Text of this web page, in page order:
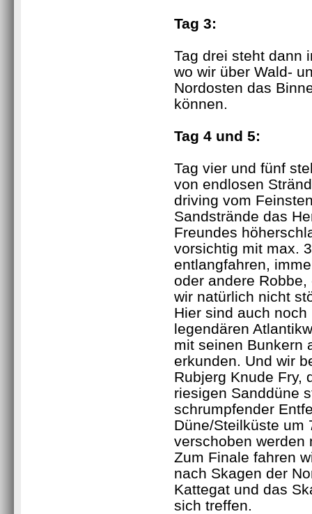
Tag 3:
Tag drei steht dann
wo wir über Wald-
Nordosten das
können.
Tag 4 und 5:
Tag vier und fünf
von endlosen
driving vom
Sandstrände das
Freundes
vorsichtig mit max.
entlangfahren,
oder andere
wir natürlich nicht
Hier sind auch
legendären
mit seinen Bunkern
erkunden. Und wir
Rubjerg Knude Fry,
riesigen Sanddüne
schrumpfender
Düne/Steilküste um
verschoben werden
Zum Finale fahren
nach Skagen der
Kattegat und das
sich treffen.